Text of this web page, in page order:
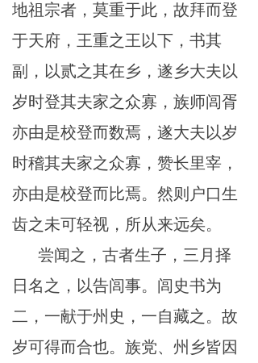
地祖宗者，莫重于此，故拜而登
于天府，王重之王以下，书其
副，以贰之其在乡，遂乡大夫以
岁时登其夫家之众寡，族师闾胥
亦由是校登而数焉，遂大夫以岁
时稽其夫家之众寡，赞长里宰，
亦由是校登而比焉。然则户口生
齿之未可轻视，所从来远矣。
尝闻之，古者生子，三月择
日名之，以告闾事。闾史书为
二，一献于州史，一自藏之。故
岁可得而合也。族党、州乡皆因